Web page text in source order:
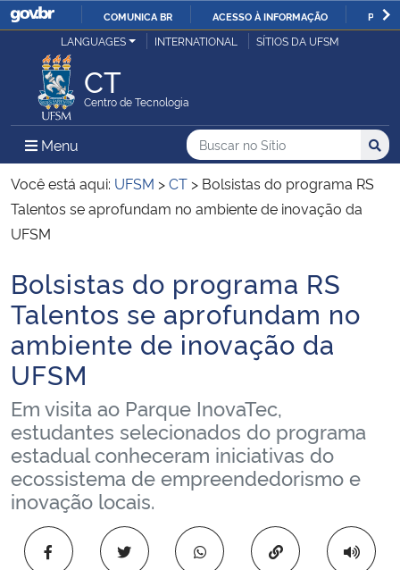
IR
COMUNICA BR ACESSO À INFORMAÇÃO
Ministério da Justiça e Segurança Pública
Ministério da Defesa
Ministério das Relações Exteriores
Ministério da Economia
Ministério da Infraestrutura
Ministério da Agricultura, Pecuária e Abastecimento
Ministério da Educação
Ministério da Cidadania
Ministério da Saúde
Ministério de Minas e Energia
Ministério da Ciência, Tecnologia, Inovações e Comunicações
LANGUAGES INTERNATIONAL SÍTIOS DA UFSM
CT
Centro de Tecnologia
Menu Menu Principal do Sítio
Busca
Buscar no no Sítio
Busca:
Você está aqui: UFSM >CT > Bolsistas do programa RS
Talentos se aprofundam no ambiente de inovação da
UFSM
Início do conteúdo
Bolsistas do programa RS
Talentos se aprofundam no
ambiente de inovação da
UFSM
Em visita ao Parque InovaTec,
estudantes selecionados do programa
estadual conheceram iniciativas do
ecossistema de empreendedorismo e
inovação locais.
Copiar para área